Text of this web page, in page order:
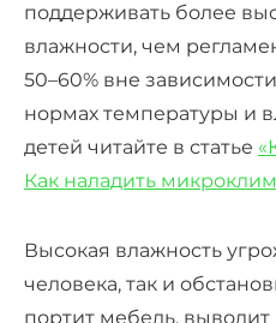
поддерживать более
влажности, чем
50–60% вне
нормах температуры и
детей читайте в статье
Как наладить
Высокая влажность
человека, так и
портит мебель,